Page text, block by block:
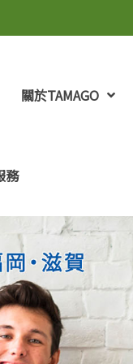
關於TAMAGO
務